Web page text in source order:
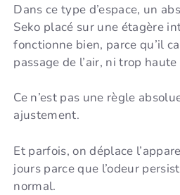
Dans ce type d’espace, un
Seko placé sur une étagère
fonctionne bien, parce qu’il
passage de l’air, ni trop
Ce n’est pas une règle
ajustement.
Et parfois, on déplace
jours parce que l’odeur
normal.